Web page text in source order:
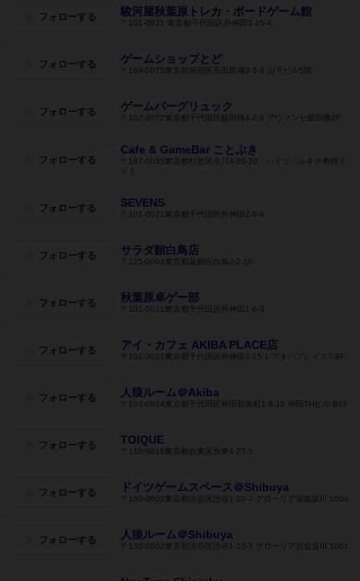
フォローする 駿河屋秋葉原トレカ・ボードゲーム館
〒101-0021 東京都千代田区外神田3-15-4
フォローする ゲームショップとど
〒169-0075東京都新宿区高田馬場3-3-9 山下ビル5階
フォローする ゲームバーグリュック
〒102-0072東京都千代田区飯田橋4-2-6 アヴァンセ飯田橋2F
フォローする
Cafe & GameBar ことぶき
〒167-0035東京都杉並区今川4-28-20 ハイツハルキチ寿館１
フォローする SEVENS
〒101-0021東京都千代田区外神田2-9-9
フォローする サラダ館白鳥店
〒125-0063東京都葛飾区白鳥2-2-10
フォローする 秋葉原卓ゲー部
〒101-0021東京都千代田区外神田1-6-3
フォローする アイ・カフェ AKIBA PLACE店
〒101-0021東京都千代田区外神田3-15-1 アキバプレイス7-8F
フォローする 人狼ルーム＠Akiba
〒101-0024東京都千代田区神田和泉町1-8-10 神田THビル B1F
フォローする TOIQUE
〒110-0016東京都台東区台東4-27-5
フォローする ドイツゲームスペース＠Shibuya
〒150-0002東京都渋谷区渋谷1-10-7 グローリア宮益坂Ⅲ 1004
フォローする 人狼ルーム＠Shibuya
〒150-0002東京都渋谷区渋谷1-10-7 グローリア宮益坂Ⅲ 1001